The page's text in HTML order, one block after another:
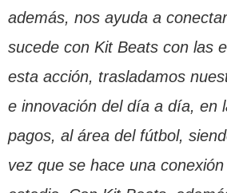
además, nos ayuda a
sucede con Kit Beats con las
esta acción, trasladamos
e innovación del día a día, en
pagos, al área del fútbol,
vez que se hace una